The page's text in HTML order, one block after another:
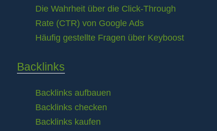
Die Wahrheit über die Click-Through
Rate (CTR) von Google Ads
Häufig gestellte Fragen über Keyboost
Backlinks
Backlinks aufbauen
Backlinks checken
Backlinks kaufen